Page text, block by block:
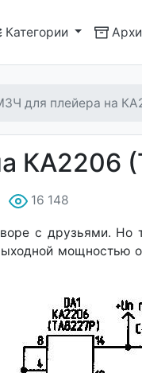
Категории
для плейера на
КА2206
16 148
с друзьями. Но
мощностью